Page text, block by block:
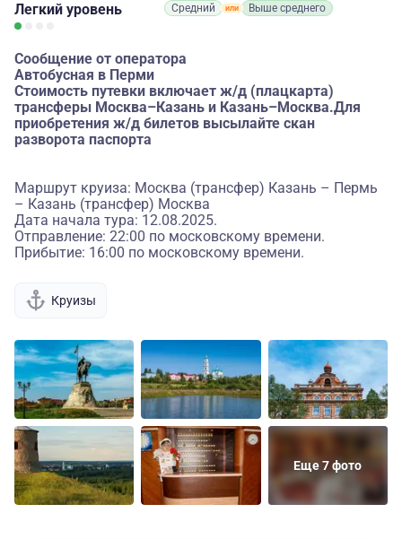
Легкий уровень Средний Выше среднего
Сообщение от оператора
Автобусная в Перми
Стоимость путевки включает ж/д (плацкарта)
трансферы Москва–Казань и Казань–Москва.Для
приобретения ж/д билетов высылайте скан
разворота паспорта
Маршрут круиза: Москва (трансфер) Казань – Пермь
– Казань (трансфер) Москва
Дата начала тура: 12.08.2025.
Отправление: 22:00 по московскому времени.
Прибытие: 16:00 по московскому времени.
Круизы
Еще 7 фото